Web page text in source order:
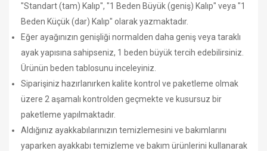
"Standart (tam) Kalıp", "1 Beden Büyük (geniş) Kalıp" veya "1
Beden Küçük (dar) Kalıp" olarak yazmaktadır.
Eğer ayağınızın genişliği normalden daha geniş veya taraklı
ayak yapısına sahipseniz, 1 beden büyük tercih edebilirsiniz.
Ürünün beden tablosunu inceleyiniz.
Siparişiniz hazırlanırken kalite kontrol ve paketleme olmak
üzere 2 aşamalı kontrolden geçmekte ve kusursuz bir
paketleme yapılmaktadır.
Aldığınız ayakkabılarınızın temizlemesini ve bakımlarını
yaparken ayakkabı temizleme ve bakım ürünlerini kullanarak